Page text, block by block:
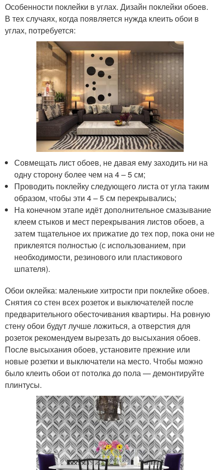
Особенности поклейки в углах. Дизайн поклейки обоев.
В тех случаях, когда появляется нужда клеить обои в
углах, потребуется:
Совмещать лист обоев, не давая ему заходить ни на
одну сторону более чем на 4 – 5 см;
Проводить поклейку следующего листа от угла таким
образом, чтобы эти 4 – 5 см перекрывались;
На конечном этапе идёт дополнительное смазывание
клеем стыков и мест перекрывания листов обоев, а
затем тщательное их прижатие до тех пор, пока они не
приклеятся полностью (с использованием, при
необходимости, резинового или пластикового
шпателя).
Обои оклейка: маленькие хитрости при поклейке обоев.
Снятия со стен всех розеток и выключателей после
предварительного обесточивания квартиры. На ровную
стену обои будут лучше ложиться, а отверстия для
розеток рекомендуем вырезать до высыхания обоев.
После высыхания обоев, установите прежние или
новые розетки и выключатели на место. Чтобы можно
было клеить обои от потолка до пола — демонтируйте
плинтусы.